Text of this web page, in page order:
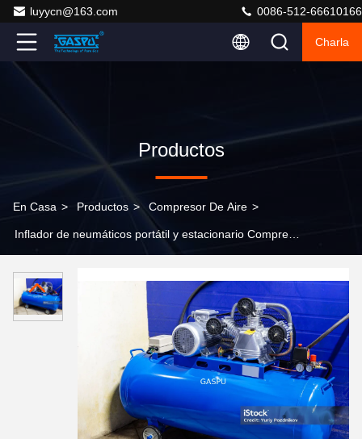
luyycn@163.com 0086-512-66610166
Charla
Productos
En Casa > Productos > Compresor De Aire >
Inflador de neumáticos portátil y estacionario Compresor